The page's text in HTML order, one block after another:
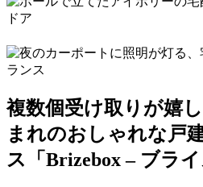
複数個受け取りが嬉
まれのおしゃれな戸
ス「Brizebox – ブライ